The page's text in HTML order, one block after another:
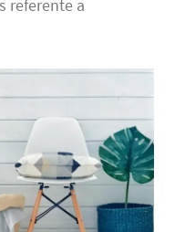
referente a